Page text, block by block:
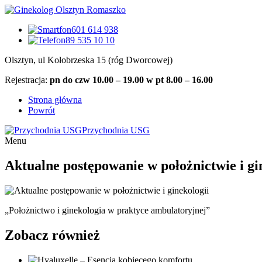
601 614 938
89 535 10 10
Olsztyn, ul Kołobrzeska 15 (róg Dworcowej)
Rejestracja: pn do czw 10.00 – 19.00 w pt 8.00 – 16.00
Strona główna
Powrót
Przychodnia USG
Menu
Aktualne postępowanie w położnictwie i
„Położnictwo i ginekologia w praktyce ambulatoryjnej”
Zobacz również